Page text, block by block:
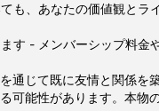
も、あなたの価値観と
す - メンバーシップ料
じて既に友情と関係を
能性があります。本物